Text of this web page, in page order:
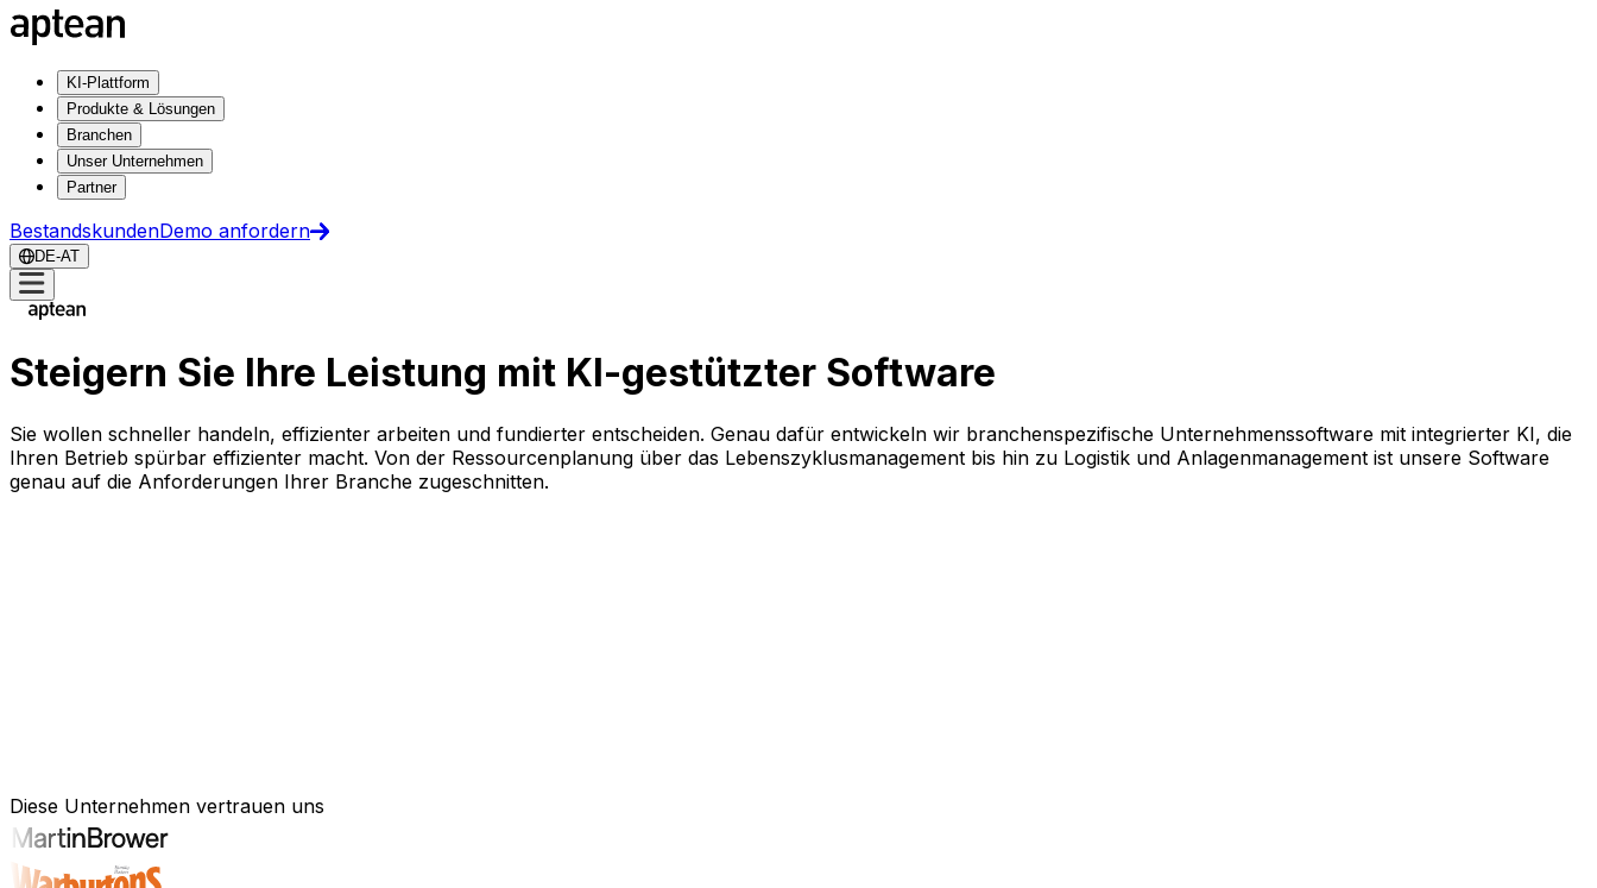
KI-Plattform
Produkte & Lösungen
Branchen
Unser Unternehmen
Partner
BestandskundenDemo anfordern
DE-AT
Steigern Sie Ihre Leistung mit KI-gestützter Software
Sie wollen schneller handeln, effizienter arbeiten und fundierter entscheiden. Genau dafür entwickeln wir branchenspezifische Unternehmenssoftware mit integrierter KI, die
Ihren Betrieb spürbar effizienter macht. Von der Ressourcenplanung über das Lebenszyklusmanagement bis hin zu Logistik und Anlagenmanagement ist unsere Software
genau auf die Anforderungen Ihrer Branche zugeschnitten.
Diese Unternehmen vertrauen uns